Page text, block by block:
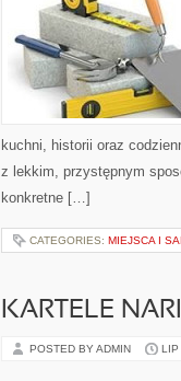
kuchni, historii oraz
z lekkim, przystępnym
konkretne […]
CATEGORIES: MIEJSCA I
KARTELE
POSTED BY ADMIN LIP